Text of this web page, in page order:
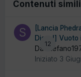
Contenuti simili
12
[Lancia
Diesel] Vuoto
Da
Iniziato 3